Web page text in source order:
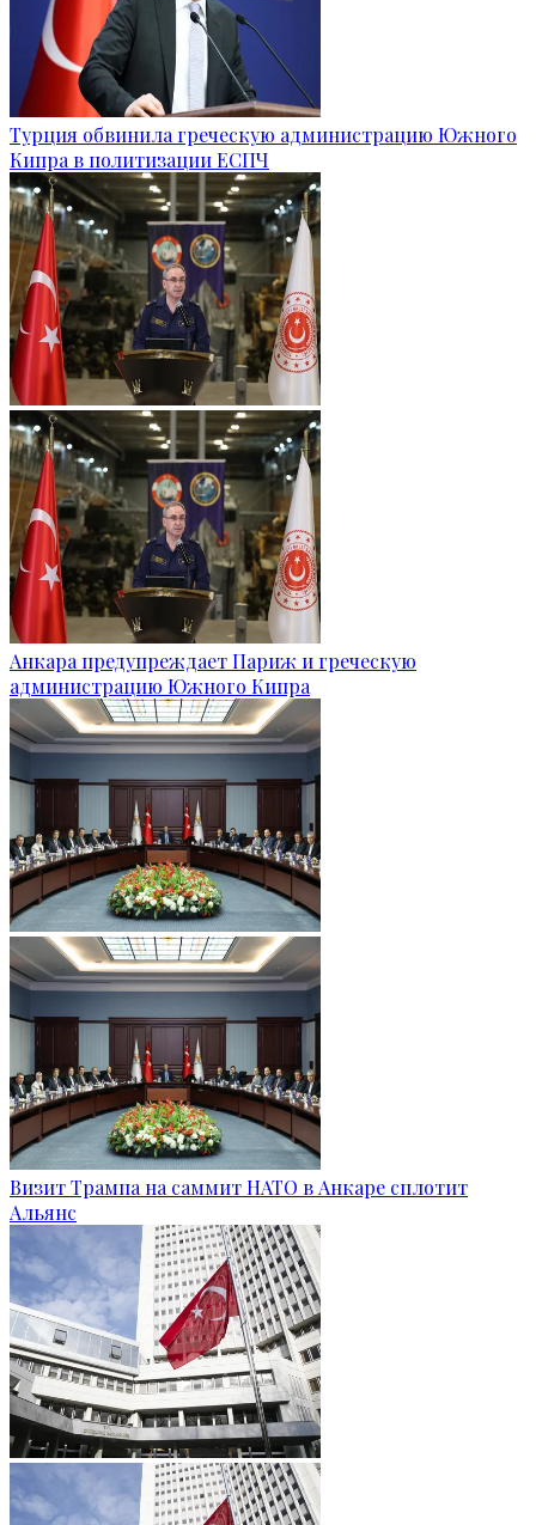
Турция обвинила греческую администрацию Южного
Кипра в политизации ЕСПЧ
Анкара предупреждает Париж и греческую
администрацию Южного Кипра
Визит Трампа на саммит НАТО в Анкаре сплотит
Альянс